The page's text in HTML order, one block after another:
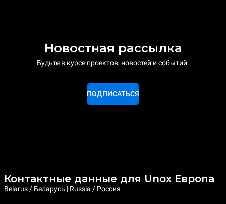
Новостная рассылка
Будьте в курсе проектов, новостей и событий.
ПОДПИСАТЬСЯ
Контактные данные для Unox Европа
Belarus / Беларусь | Russia / Россия